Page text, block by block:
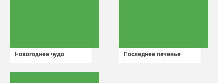
Новогоднее чудо Последнее печенье